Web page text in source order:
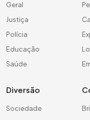
Geral
Justiça
Polícia
Educação
Saúde
Diversão
Sociedade